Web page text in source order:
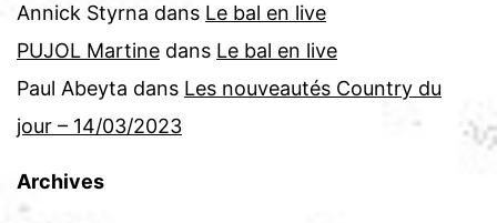
Annick Styrna dans Le bal en live
PUJOL Martine dans Le bal en live
Paul Abeyta dans Les nouveautés Country du
jour – 14/03/2023
Archives